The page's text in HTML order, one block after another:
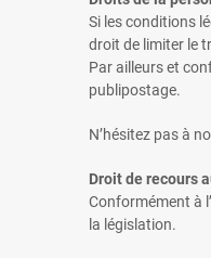
Si les conditions
droit de limiter le
Par ailleurs et
publipostage.
N’hésitez pas à
Droit de recours
Conformément à
la législation.